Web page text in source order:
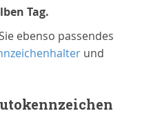
Tag.
ebenso passendes
und